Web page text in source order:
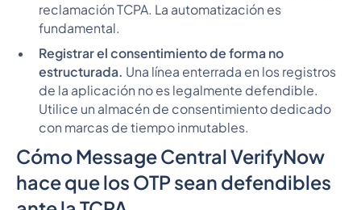
reclamación TCPA. La automatización es
fundamental.
Registrar el consentimiento de forma no
estructurada. Una línea enterrada en los registros
de la aplicación no es legalmente defendible.
Utilice un almacén de consentimiento dedicado
con marcas de tiempo inmutables.
Cómo Message Central VerifyNow
hace que los OTP sean defendibles